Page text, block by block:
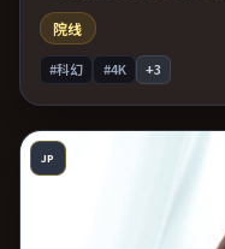
院线
#科幻 #4K +3
JP